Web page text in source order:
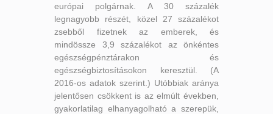
európai polgárnak. A 30 százalék
legnagyobb részét, közel 27 százalékot
zsebből fizetnek az emberek, és
mindössze 3,9 százalékot az önkéntes
egészségpénztárakon és
egészségbiztosításokon keresztül. (A
2016-os adatok szerint.) Utóbbiak aránya
jelentősen csökkent is az elmúlt években,
gyakorlatilag elhanyagolható a szerepük,